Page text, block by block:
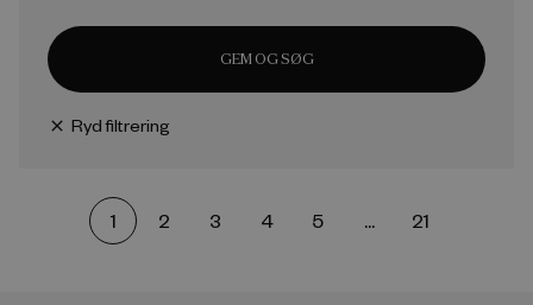
GEM OG SØG
close Ryd filtrering
1 2 3 4 5 ... 21